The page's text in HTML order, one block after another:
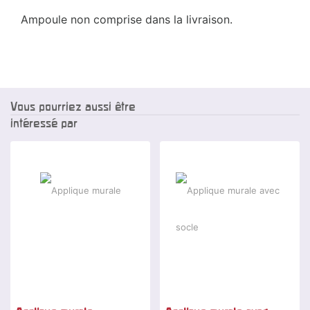
Ampoule non comprise dans la livraison.
Vous pourriez aussi être
intéressé par